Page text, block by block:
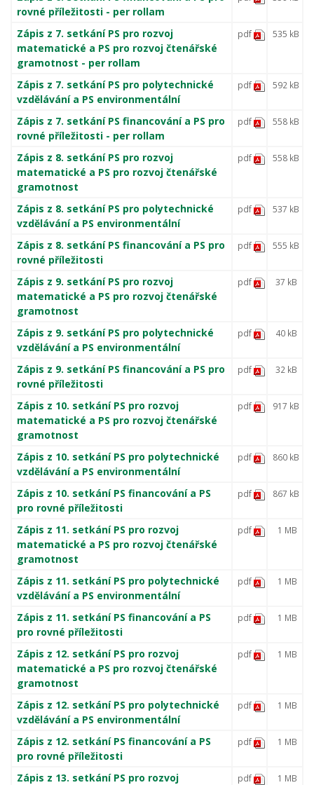
rovné příležitosti - per rollam
Zápis z 7. setkání PS pro rozvoj
matematické a PS pro rozvoj čtenářské
gramotnost - per rollam
pdf 535 kB
Zápis z 7. setkání PS pro polytechnické
vzdělávání a PS environmentální
pdf 592 kB
Zápis z 7. setkání PS financování a PS pro
rovné příležitosti - per rollam
pdf 558 kB
Zápis z 8. setkání PS pro rozvoj
matematické a PS pro rozvoj čtenářské
gramotnost
pdf 558 kB
Zápis z 8. setkání PS pro polytechnické
vzdělávání a PS environmentální
pdf 537 kB
Zápis z 8. setkání PS financování a PS pro
rovné příležitosti
pdf 555 kB
Zápis z 9. setkání PS pro rozvoj
matematické a PS pro rozvoj čtenářské
gramotnost
pdf 37 kB
Zápis z 9. setkání PS pro polytechnické
vzdělávání a PS environmentální
pdf 40 kB
Zápis z 9. setkání PS financování a PS pro
rovné příležitosti
pdf 32 kB
Zápis z 10. setkání PS pro rozvoj
matematické a PS pro rozvoj čtenářské
gramotnost
pdf 917 kB
Zápis z 10. setkání PS pro polytechnické
vzdělávání a PS environmentální
pdf 860 kB
Zápis z 10. setkání PS financování a PS
pro rovné příležitosti
pdf 867 kB
Zápis z 11. setkání PS pro rozvoj
matematické a PS pro rozvoj čtenářské
gramotnost
pdf 1 MB
Zápis z 11. setkání PS pro polytechnické
vzdělávání a PS environmentální
pdf 1 MB
Zápis z 11. setkání PS financování a PS
pro rovné příležitosti
pdf 1 MB
Zápis z 12. setkání PS pro rozvoj
matematické a PS pro rozvoj čtenářské
gramotnost
pdf 1 MB
Zápis z 12. setkání PS pro polytechnické
vzdělávání a PS environmentální
pdf 1 MB
Zápis z 12. setkání PS financování a PS
pro rovné příležitosti
pdf 1 MB
Zápis z 13. setkání PS pro rozvoj
pdf 1 MB